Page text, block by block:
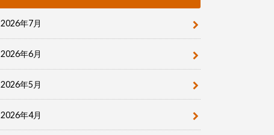
2026年7月
2026年6月
2026年5月
2026年4月